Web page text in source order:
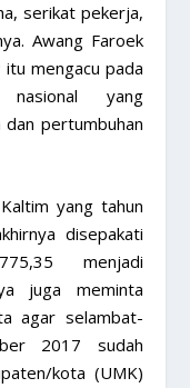
serikat pekerja,
Awang Faroek
itu mengacu pada
yang
pertumbuhan
yang tahun
disepakati
menjadi
juga meminta
agar selambat-
2017 sudah
kota (UMK)